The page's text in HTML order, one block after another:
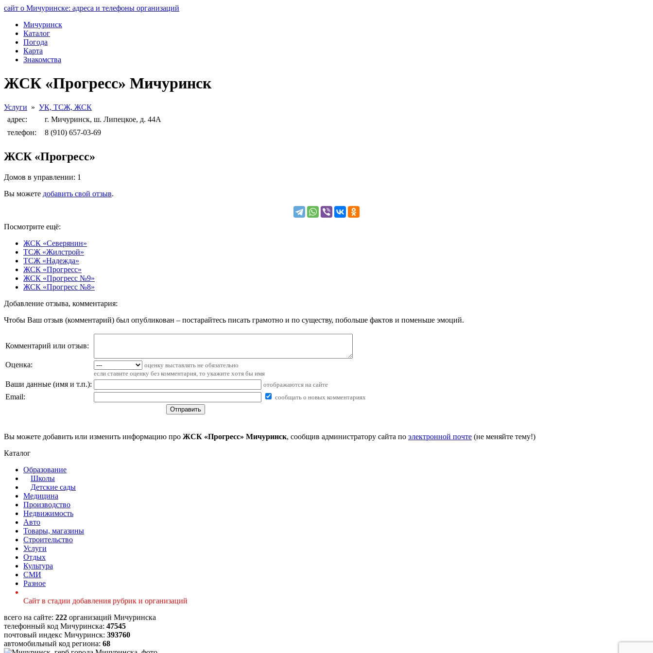
сайт о Мичуринске: адреса и телефоны организаций
Мичуринск
Каталог
Погода
Карта
Знакомства
ЖСК «Прогресс» Мичуринск
Услуги » УК, ТСЖ, ЖСК
адрес:
г. Мичуринск, ш. Липецкое, д. 44А
телефон:
8 (910) 657-03-69
ЖСК «Прогресс»
Домов в управлении: 1
Вы можете добавить свой отзыв.
Посмотрите ещё:
ЖСК «Северянин»
ТСЖ «Жилстрой»
ТСЖ «Надежда»
ЖСК «Прогресс»
ЖСК «Прогресс №9»
ЖСК «Прогресс №8»
Добавление отзыва, комментария:
Чтобы Ваш отзыв (комментарий) был опубликован – постарайтесь писать грамотно и по существу, побольше фактов и поменьше эмоций.
Комментарий или отзыв:
Оценка:
оценку выставлять не обязательно
если ставите оценку без комментария, то укажите хотя бы имя
Ваши данные (имя и т.п.): отображаются на сайте
Email: сообщать о новых комментариях
Вы можете добавить или изменить информацию про ЖСК «Прогресс» Мичуринск, сообщив администратору сайта по электронной почте (не меняйте тему!)
Каталог
Образование
Школы
Детские сады
Медицина
Производство
Недвижимость
Авто
Товары, магазины
Строительство
Услуги
Отдых
Культура
СМИ
Разное
Сайт в стадии добавления рубрик и организаций
всего на сайте: 222 организаций Мичуринска
телефонный код Мичуринска: 47545
почтовый индекс Мичуринск: 393760
автомобильный код региона: 68